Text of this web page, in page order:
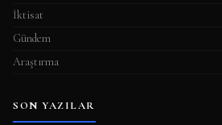
İktisat
Gündem
Araştırma
SON YAZILAR